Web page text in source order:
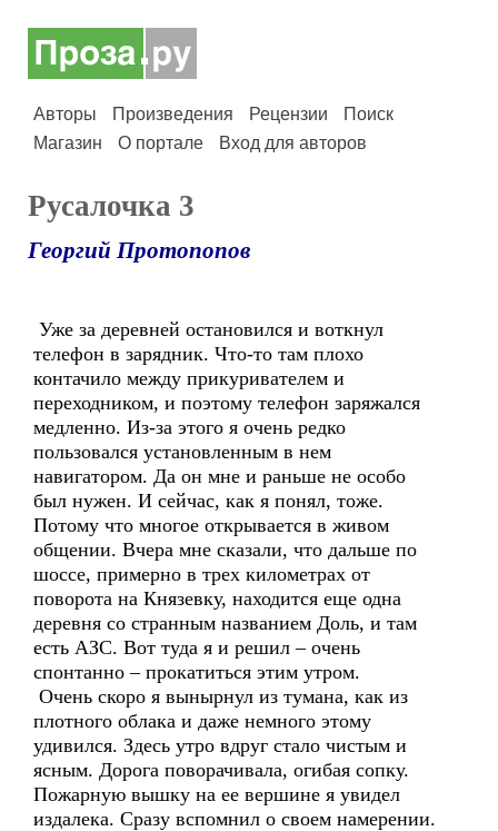
Авторы Произведения Рецензии
Поиск
Магазин
О портале Вход для авторов
Русалочка 3
Георгий Протопопов
Уже за деревней остановился и воткнул
телефон в зарядник. Что-то там плохо
контачило между прикуривателем и
переходником, и поэтому телефон заряжался
медленно. Из-за этого я очень редко
пользовался установленным в нем
навигатором. Да он мне и раньше не особо
был нужен. И сейчас, как я понял, тоже.
Потому что многое открывается в живом
общении. Вчера мне сказали, что дальше по
шоссе, примерно в трех километрах от
поворота на Князевку, находится еще одна
деревня со странным названием Доль, и там
есть АЗС. Вот туда я и решил – очень
спонтанно – прокатиться этим утром.
Очень скоро я вынырнул из тумана, как из
плотного облака и даже немного этому
удивился. Здесь утро вдруг стало чистым и
ясным. Дорога поворачивала, огибая сопку.
Пожарную вышку на ее вершине я увидел
издалека. Сразу вспомнил о своем намерении.